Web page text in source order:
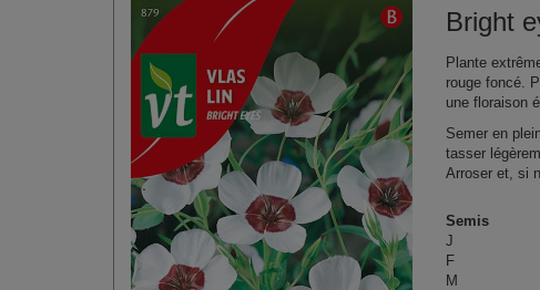
Bright
Plante
rouge foncé.
une floraison
Semer en
tasser
Arroser et, si
Semis
J
F
M